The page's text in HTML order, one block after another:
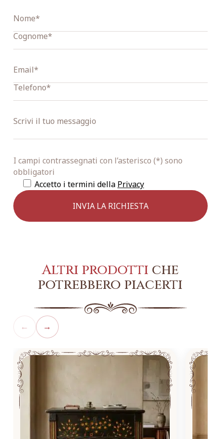
I campi contrassegnati con l’asterisco (*) sono
obbligatori
Accetto i termini della Privacy
Altri prodotti che
potrebbero piacerti
← →